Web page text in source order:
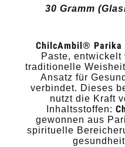
30 Gramm
ChilcAmbil® Parika
Paste, entwickelt
traditionelle
Ansatz für
verbindet. Dieses
nutzt die Kraft
Inhaltsstoffen:
gewonnen aus
spirituelle